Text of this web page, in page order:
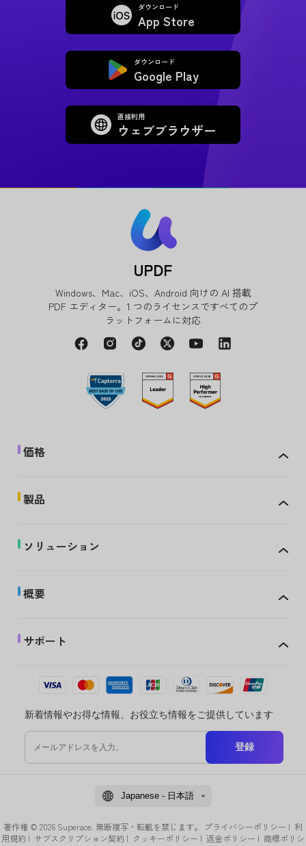
ダウンロード
App Store
ダウンロード
Google Play
直接利用
ウェブブラウザー
UPDF
Windows、Mac、iOS、Android 向けの AI 搭載
PDF エディター。1 つのライセンスですべてのプ
ラットフォームに対応
価格
製品
ソリューション
概要
サポート
新着情報やお得な情報、お役立ち情報をご提供しています
登録
Japanese - 日本語
著作権 © 2026 Superace. 無断複写・転載を禁じます。 プライバシーポリシー | 利
用規約 | サブスクリプション契約 | クッキーポリシー | 返金ポリシー | 商標ポリシ